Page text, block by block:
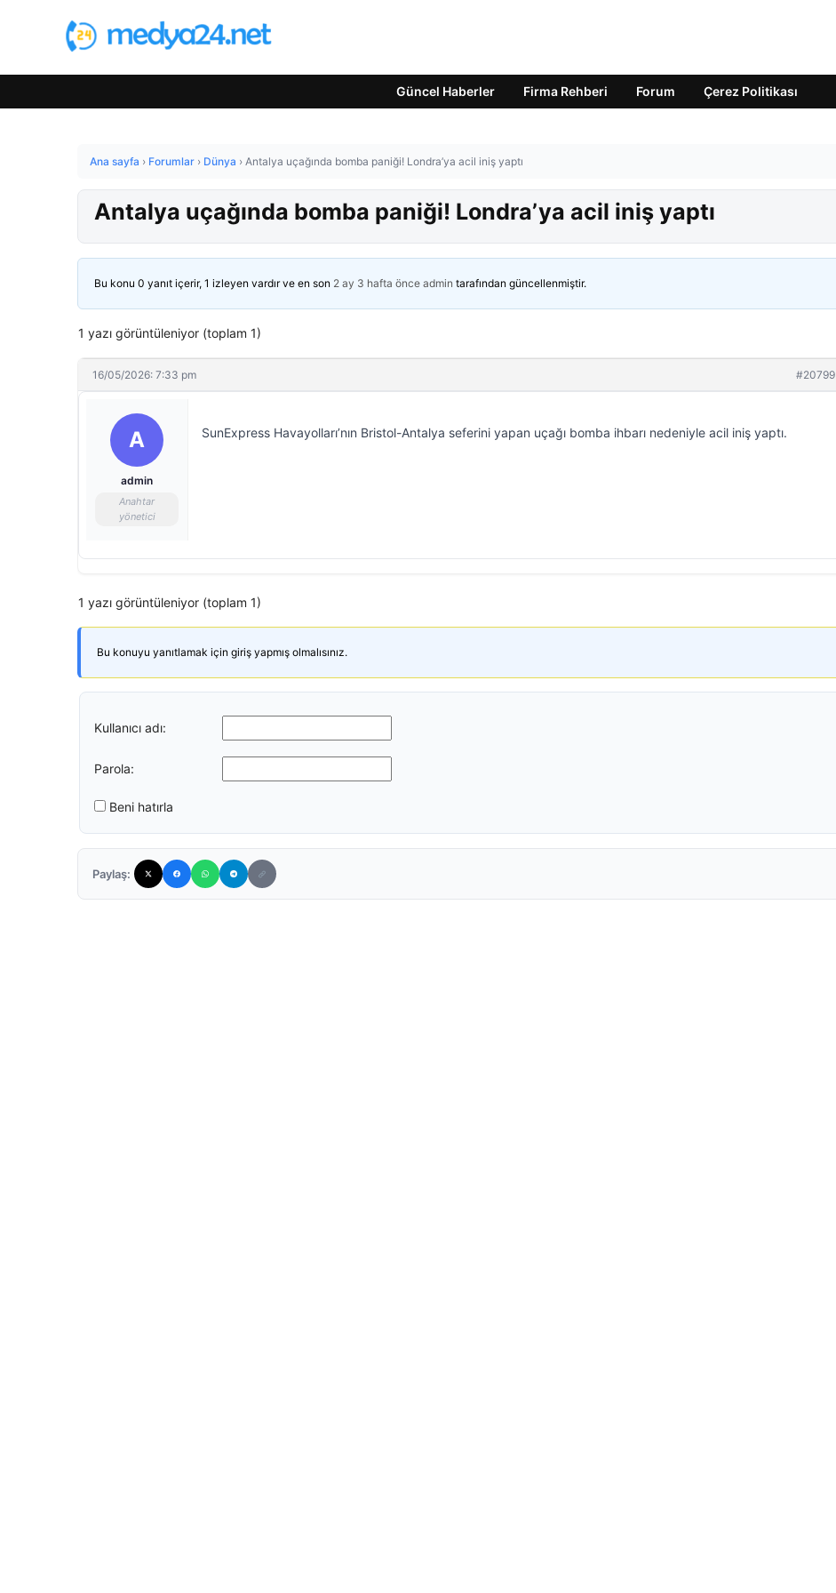
Güncel Haberler Firma Rehberi Forum Çerez Politikası
Ana sayfa › Forumlar › Dünya › Antalya uçağında bomba paniği! Londra’ya acil iniş yaptı
Antalya uçağında bomba paniği! Londra’ya acil iniş yaptı
Bu konu 0 yanıt içerir, 1 izleyen vardır ve en son 2 ay 3 hafta önce admin tarafından güncellenmiştir.
1 yazı görüntüleniyor (toplam 1)
16/05/2026: 7:33 pm #20799
A
admin
Anahtar
yönetici
SunExpress Havayolları’nın Bristol-Antalya seferini yapan uçağı bomba ihbarı nedeniyle acil iniş yaptı.
1 yazı görüntüleniyor (toplam 1)
Bu konuyu yanıtlamak için giriş yapmış olmalısınız.
Kullanıcı adı:
Parola:
Beni hatırla
Paylaş: